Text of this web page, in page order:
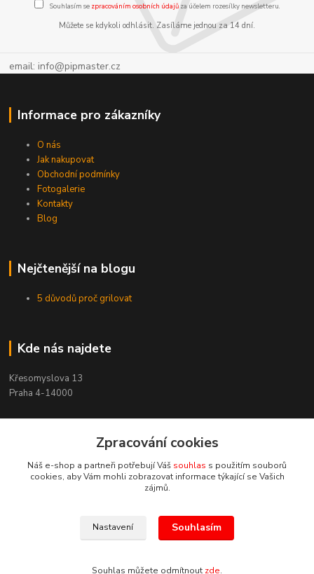
Souhlasím se zpracováním osobních údajůza účelem rozesílky newsletteru.
Můžete se kdykoli odhlásit. Zasíláme jednou za 14 dní.
email: info@pipmaster.cz
Informace pro zákazníky
O nás
Jak nakupovat
Obchodní podmínky
Fotogalerie
Kontakty
Blog
Nejčtenější na blogu
5 důvodů proč grilovat
Kde nás najdete
Křesomyslova 13
Praha 4-14000
Kontakty
Zpracování cookies
Náš e-shop a partneři potřebují Váš souhlas s použitím souborů
cookies, aby Vám mohli zobrazovat informace týkající se Vašich
zájmů.
Nastavení Souhlasím
Souhlas můžete odmítnout zde.